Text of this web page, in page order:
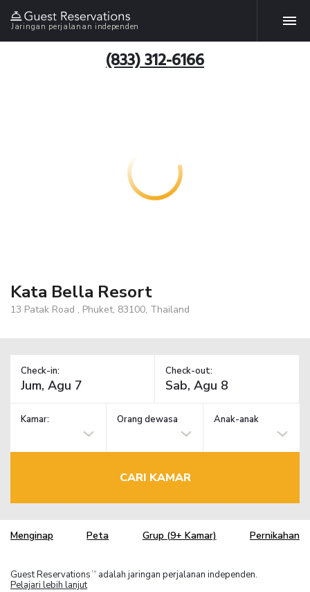
Jaringan perjalanan independen
(833) 312-6166
Kata Bella Resort
13 Patak Road , Phuket, 83100, Thailand
Check-in: Check-out:
Kamar: Orang dewasa Anak-anak
CARI KAMAR
Menginap Peta Grup (9+ Kamar) Pernikahan
Guest Reservations TM
adalah jaringan perjalanan independen.
Pelajari lebih lanjut